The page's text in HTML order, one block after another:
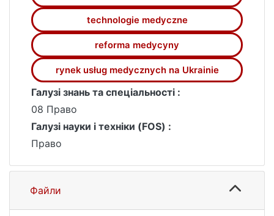
technologie medyczne
reforma medycyny
rynek usług medycznych na Ukrainie
Галузі знань та спеціальності :
08 Право
Галузі науки і техніки (FOS) :
Право
Файли